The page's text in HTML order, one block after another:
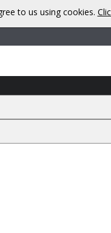
to us using cookies.